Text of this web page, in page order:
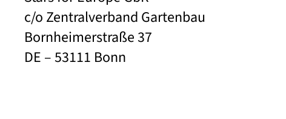
c/o Zentralverband Gartenbau
Bornheimerstraße 37
DE – 53111 Bonn